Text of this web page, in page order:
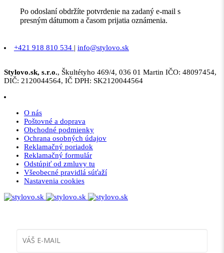
Po odoslaní obdržíte potvrdenie na zadaný e-mail s
presným dátumom a časom prijatia oznámenia.
+421 918 810 534 | info@stylovo.sk
Stylovo.sk, s.r.o., Škultétyho 469/4, 036 01 Martin IČO: 48097454,
DIČ: 2120044564, IČ DPH: SK2120044564
O nás
Poštovné a doprava
Obchodné podmienky
Ochrana osobných údajov
Reklamačný poriadok
Reklamačný formulár
Odstúpiť od zmluvy tu
Všeobecné pravidlá súťaží
Nastavenia cookies